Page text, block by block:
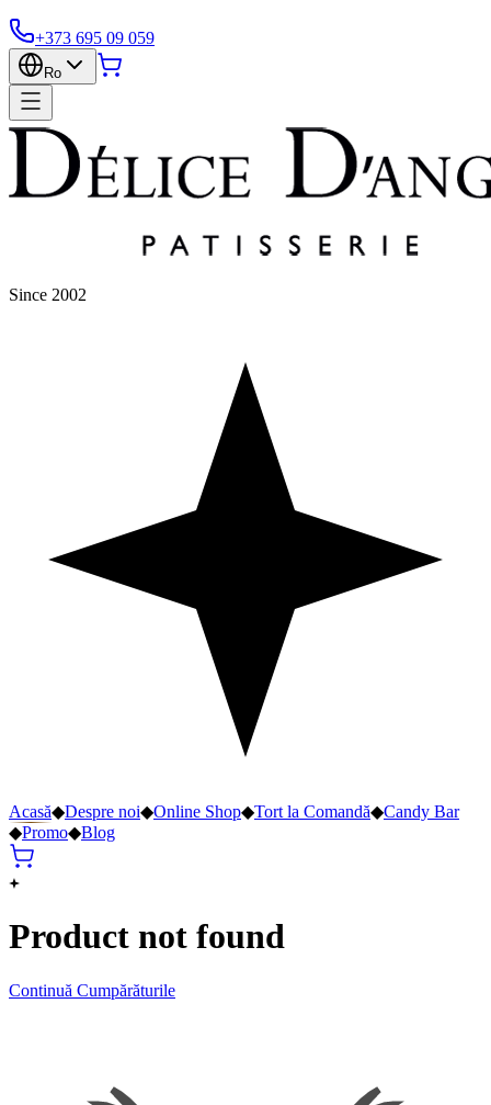
+373 695 09 059
Ro
Since 2002
Acasă◆Despre noi◆Online Shop◆Tort la Comandă◆Candy Bar
◆Promo◆Blog
Product not found
Continuă Cumpărăturile